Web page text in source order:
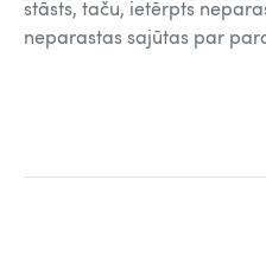
stāsts, taču, ietērpts
neparastas sajūtas par